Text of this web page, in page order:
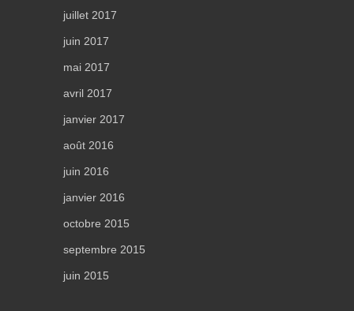
juillet 2017
juin 2017
mai 2017
avril 2017
janvier 2017
août 2016
juin 2016
janvier 2016
octobre 2015
septembre 2015
juin 2015